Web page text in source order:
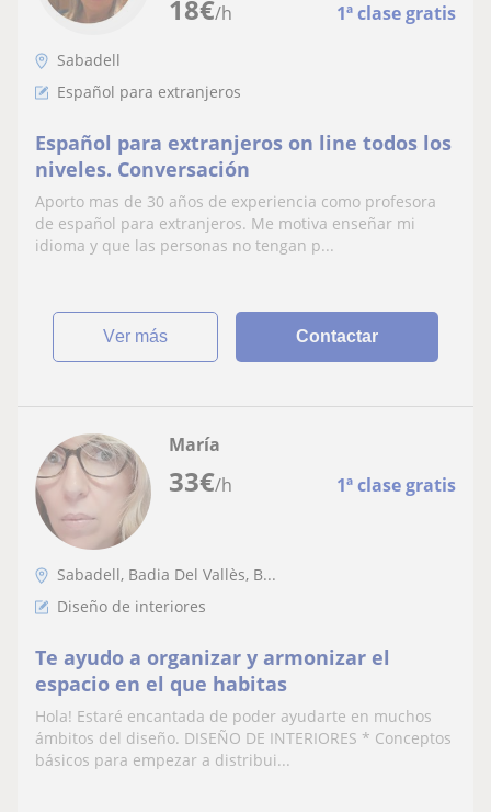
18€/h 1ª clase gratis
Sabadell
Español para extranjeros
Español para extranjeros on line todos los
niveles. Conversación
Aporto mas de 30 años de experiencia como profesora
de español para extranjeros. Me motiva enseñar mi
idioma y que las personas no tengan p...
ver más Contactar
33€/h 1ª clase gratis
María
Sabadell, Badia Del Vallès, B...
Diseño de interiores
Te ayudo a organizar y armonizar el
espacio en el que habitas
Hola! Estaré encantada de poder ayudarte en muchos
ámbitos del diseño. DISEÑO DE INTERIORES * Conceptos
básicos para empezar a distribui...